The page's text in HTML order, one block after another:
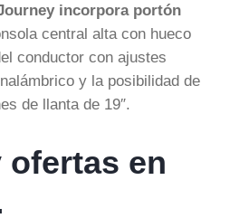
incorpora portón
central alta con hueco
conductor con ajustes
y la posibilidad de
de llanta de 19″.
ofertas en